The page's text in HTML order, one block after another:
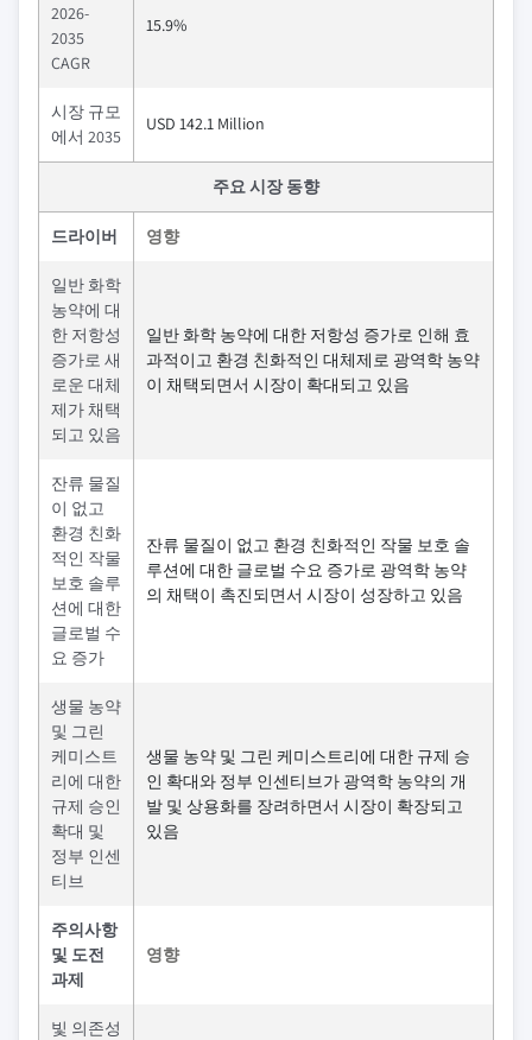
2026-
2035
CAGR
15.9%
시장 규모
에서 2035
USD 142.1 Million
주요 시장 동향
드라이버 영향
일반 화학
농약에 대
한 저항성
증가로 새
로운 대체
제가 채택
되고 있음
일반 화학 농약에 대한 저항성 증가로 인해 효
과적이고 환경 친화적인 대체제로 광역학 농약
이 채택되면서 시장이 확대되고 있음
잔류 물질
이 없고
환경 친화
적인 작물
보호 솔루
션에 대한
글로벌 수
요 증가
잔류 물질이 없고 환경 친화적인 작물 보호 솔
루션에 대한 글로벌 수요 증가로 광역학 농약
의 채택이 촉진되면서 시장이 성장하고 있음
생물 농약
및 그린
케미스트
리에 대한
규제 승인
확대 및
정부 인센
티브
생물 농약 및 그린 케미스트리에 대한 규제 승
인 확대와 정부 인센티브가 광역학 농약의 개
발 및 상용화를 장려하면서 시장이 확장되고
있음
주의사항
및 도전
과제
영향
빛 의존성